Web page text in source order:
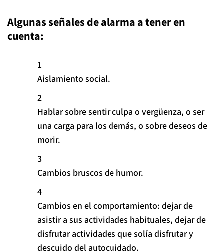
Algunas señales de alarma a tener en
cuenta:
Aislamiento social.
Hablar sobre sentir culpa o vergüenza, o ser
una carga para los demás, o sobre deseos de
morir.
Cambios bruscos de humor.
Cambios en el comportamiento: dejar de
asistir a sus actividades habituales, dejar de
disfrutar actividades que solía disfrutar y
descuido del autocuidado.